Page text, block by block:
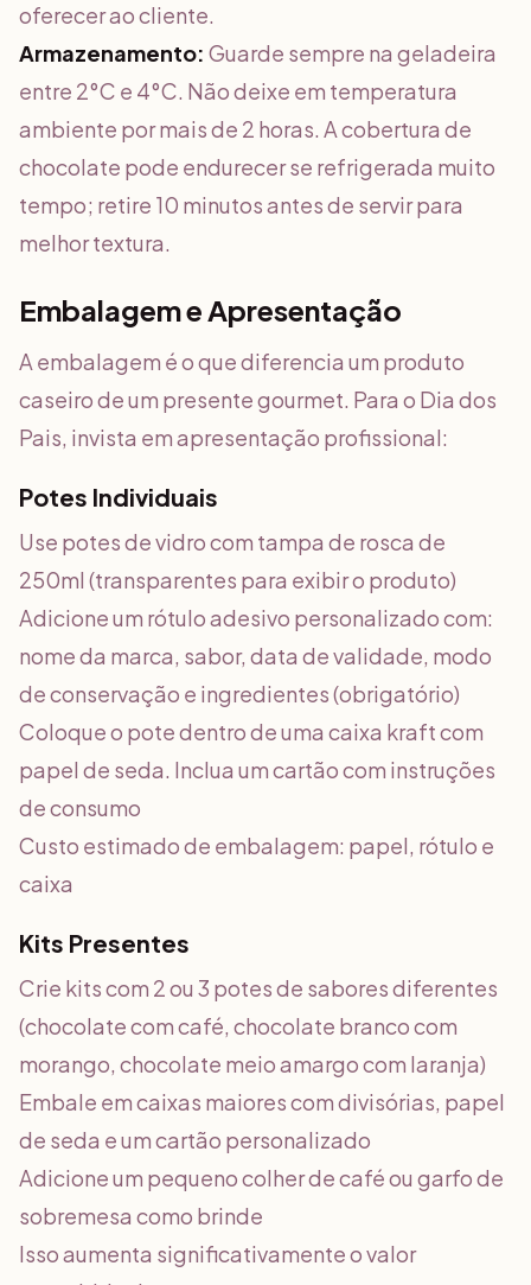
oferecer ao cliente.
Armazenamento: Guarde sempre na geladeira
entre 2°C e 4°C. Não deixe em temperatura
ambiente por mais de 2 horas. A cobertura de
chocolate pode endurecer se refrigerada muito
tempo; retire 10 minutos antes de servir para
melhor textura.
Embalagem e Apresentação
A embalagem é o que diferencia um produto
caseiro de um presente gourmet. Para o Dia dos
Pais, invista em apresentação profissional:
Potes Individuais
Use potes de vidro com tampa de rosca de
250ml (transparentes para exibir o produto)
Adicione um rótulo adesivo personalizado com:
nome da marca, sabor, data de validade, modo
de conservação e ingredientes (obrigatório)
Coloque o pote dentro de uma caixa kraft com
papel de seda. Inclua um cartão com instruções
de consumo
Custo estimado de embalagem: papel, rótulo e
caixa
Kits Presentes
Crie kits com 2 ou 3 potes de sabores diferentes
(chocolate com café, chocolate branco com
morango, chocolate meio amargo com laranja)
Embale em caixas maiores com divisórias, papel
de seda e um cartão personalizado
Adicione um pequeno colher de café ou garfo de
sobremesa como brinde
Isso aumenta significativamente o valor